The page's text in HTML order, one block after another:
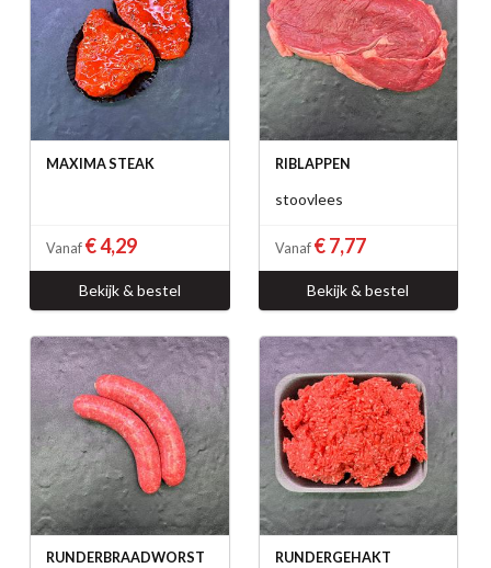
MAXIMA STEAK
Vanaf € 4,29
Bekijk & bestel
RIBLAPPEN
stoovlees
Vanaf € 7,77
Bekijk & bestel
RUNDERBRAADWORST RUNDERGEHAKT